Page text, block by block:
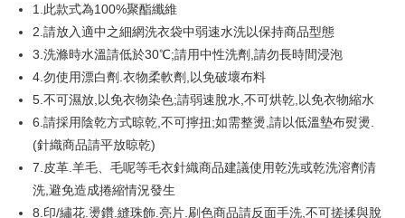
Bank
The Shanghai
Commercial & Savings
Bank
Bank Komersial Taipei
Fubon
Bank Cathay United
Mega International
Commercial Bank
Taiwan Business Bank
Taichung Commercial
HSBC Bank (Taiwan)
Hwatai Bank
Union Bank of Taiwan
Taiwan Cooperative Bank
Hua Nan Commercial Bank
Chang Hwa Commercial Bank
The Shanghai Commercial &
Savings Bank
Bank Komersial Taipei Fubon
Bank Cathay United
Mega International Commercial
Taiwan Business Bank
Taichung Commercial Bank
HSBC Bank (Taiwan) Limited
Union Bank of Taiwan
Far Eastern International Bank
Yuanta Commercial Bank
Bank Komersial E.SUN
DBS Bank
12 ansuran pada kadar faedah 0,
21 Bank
Hua Nan Commercial
Bank
Chang Hwa Commercial
Bank
The Shanghai
Commercial & Savings
Bank
Bank Komersial Taipei
Fubon
Bank Cathay United
Mega International
Commercial Bank
Taiwan Business Bank
Bank
Pengambilan di Kedai Serbaneka
LINE Pay
Apple Pay
JKOPAY
Easy Wallet
1.此款式為100%聚酯纖維
2.請放入適中之細網洗衣袋中弱速水洗以保持商品型態
3.洗滌時水溫請低於30℃;請用中性洗劑,請勿長時間浸泡
4.勿使用漂白劑.衣物柔軟劑,以免破壞布料
5.不可濕放,以免衣物染色;請弱速脫水,不可烘乾,以免衣物縮水
6.請採用陰乾方式晾乾,不可擰扭;如需整燙,請以低溫墊布熨燙.
(針織商品請平放晾乾)
7.皮革.羊毛、毛呢等毛衣針織商品建議使用乾洗或乾洗溶劑清
洗,避免造成捲縮情況發生
8.印/繡花.燙鑽.縫珠飾.亮片.刷色商品請反面手洗,不可搓揉與脫